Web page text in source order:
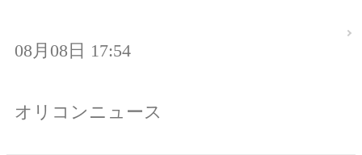
08月08日 17:54
オリコンニュース